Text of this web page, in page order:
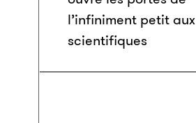
l’infiniment petit aux
scientifiques